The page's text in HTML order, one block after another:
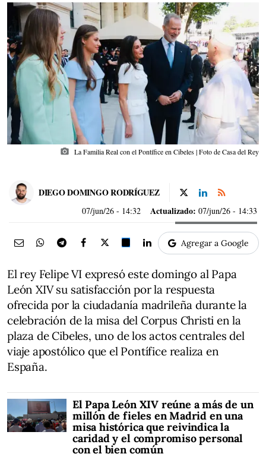
photo_camera La Familia Real con el Pontífice en Cibeles | Foto de Casa del Rey
DIEGO DOMINGO RODRÍGUEZ
07/jun/26 - 14:32 Actualizado: 07/jun/26 - 14:33
Agregar a Google
El rey Felipe VI expresó este domingo al Papa
León XIV su satisfacción por la respuesta
ofrecida por la ciudadanía madrileña durante la
celebración de la misa del Corpus Christi en la
plaza de Cibeles, uno de los actos centrales del
viaje apostólico que el Pontífice realiza en
España.
El Papa León XIV reúne a más de un
millón de fieles en Madrid en una
misa histórica que reivindica la
caridad y el compromiso personal
con el bien común